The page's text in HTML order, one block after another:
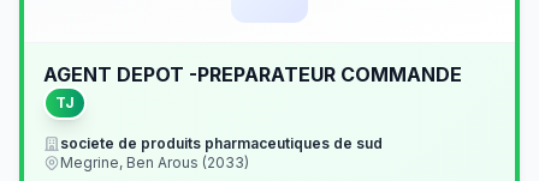
AGENT DEPOT -PREPARATEUR COMMANDE
TJ
societe de produits pharmaceutiques de sud
Megrine, Ben Arous (2033)